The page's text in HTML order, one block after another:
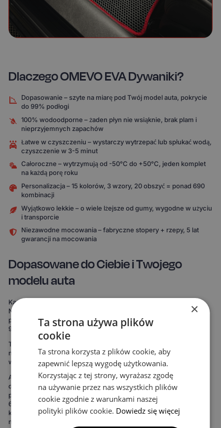
Dlaczego OMEVO EVA Dywaniki?
Dopasowanie – szyte na miarę pod Twój model auta, pokrycie
do 99% podłogi
100% wodoodporne – żaden płyn nie wsiąknie, brak plam i
nieprzyjemnych zapachów
Łatwe w czyszczeniu – wystarczy wytrzepać lub spłukać wodą,
czyszczenie w 3-5 minut
Całoroczne – wytrzymują od -50°C do +50°C, jeden komplet
na każdą porę roku
Personalizacja – 15 kolorów, 3 wzory, 20 obszyć = ponad 690
kombinacji
Wyjątkowo lekkie – o wiele lżejsze od gumy, wygodne w użyciu
i transporcie
Niezawodne mocowania – fabryczne stopery + rzepy, 5 lat
gwarancji na mocowania
Dopasowane do Ciebie i Twojego
modelu auta
Każdy komplet powstaje specjalnie pod Twój model samochodu.
Nie korzystamy z uniwersalnych szablonów, które „mniej więcej
pasują". Nasze dywaniki są mierzone od zera, by pokryć nawet do
99% podłogi twojego auta.
To oznacza maksymalną ochronę podłogi – zdecydowanie więcej
niż w przypadku uniwersalnych mat. Rezultat widać od razu:
wnętrze wygląda bardziej spójnie, elegancko i zadbanie.
Ale to nie wszystko. Możesz też stworzyć dywaniki idealnie
dopasowane do Twojego stylu. Do wyboru masz 15 kolorów
powierzchni, 3 wzory komórek i 20 wariantów obszycia – to ponad
690 kombinacji! Możesz wybrać dywaniki, które idealnie
komponują się z wnętrzem Twojego auta lub nadają mu zupełnie
nowy charakter.
×
Ta strona używa plików
cookie
Ta strona korzysta z plików cookie, aby
zapewnić lepszą wygodę użytkowania.
Korzystając z tej strony, wyrażasz zgodę
na używanie przez nas wszystkich plików
cookie zgodnie z warunkami naszej
polityki plików cookie. Dowiedz się więcej